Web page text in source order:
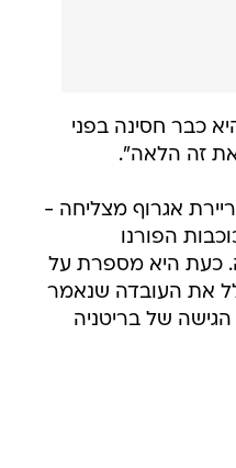
כבר חסינה בפני
זה הלאה".
אגרוף מצליחה -
הפורנו
כעת היא מספרת על
את העובדה שנאמר
של בריטניה